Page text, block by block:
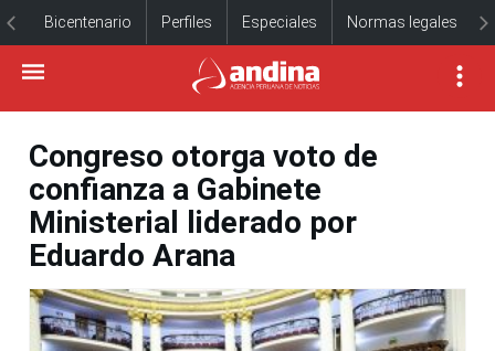
Bicentenario Perfiles Especiales Normas legales
Congreso otorga voto de
confianza a Gabinete
Ministerial liderado por
Eduardo Arana